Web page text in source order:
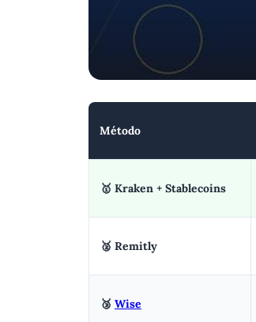
Método
🥇 Kraken + Stablecoins
🥈 Remitly
🥉 Wise